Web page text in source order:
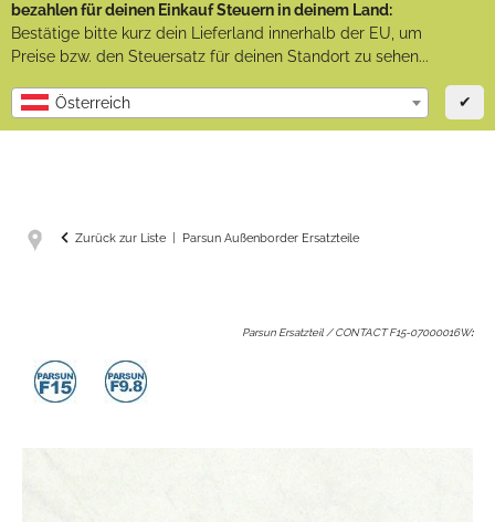
bezahlen für deinen Einkauf Steuern in deinem Land:
Bestätige bitte kurz dein Lieferland innerhalb der EU, um
Preise bzw. den Steuersatz für deinen Standort zu sehen...
Österreich ✔
Zurück zur Liste Parsun Außenborder Ersatzteile
Parsun Ersatzteil / CONTACT F15-07000016W: